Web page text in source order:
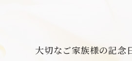
大切なご家族様の記念